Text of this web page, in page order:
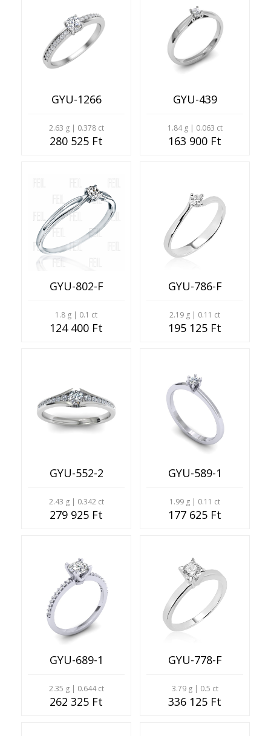
GYU-1266
2.63 g | 0.378 ct
280 525 Ft
GYU-439
1.84 g | 0.063 ct
163 900 Ft
GYU-802-F
1.8 g | 0.1 ct
124 400 Ft
GYU-786-F
2.19 g | 0.11 ct
195 125 Ft
GYU-552-2
2.43 g | 0.342 ct
279 925 Ft
GYU-589-1
1.99 g | 0.11 ct
177 625 Ft
GYU-689-1
2.35 g | 0.644 ct
262 325 Ft
GYU-778-F
3.79 g | 0.5 ct
336 125 Ft